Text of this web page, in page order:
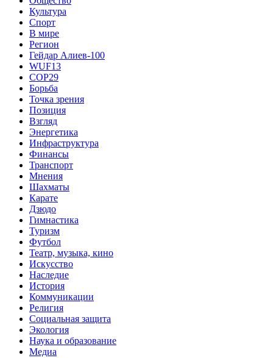
Культура
Спорт
В мире
Регион
Гейдар Алиев-100
WUF13
COP29
Борьба
Точка зрения
Позиция
Взгляд
Энергетика
Инфраструктура
Финансы
Транспорт
Мнения
Шахматы
Карате
Дзюдо
Гимнастика
Туризм
Футбол
Театр, музыка, кино
Искусство
Наследие
История
Коммуникации
Религия
Социальная защита
Экология
Наука и образование
Медиа